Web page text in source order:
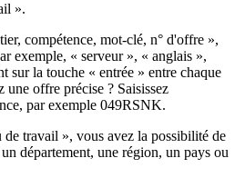
».
compétence, mot-clé, n° d'offre »,
exemple, « serveur », « anglais »,
sur la touche « entrée » entre chaque
une offre précise ? Saisissez
par exemple 049RSNK.
travail », vous avez la possibilité de
département, une région, un pays ou